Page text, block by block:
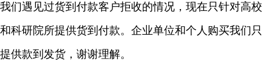
我们遇见过货到付款客户拒收的情况，现在只针对高校
和科研院所提供货到付款。企业单位和个人购买我们只
提供款到发货，谢谢理解。